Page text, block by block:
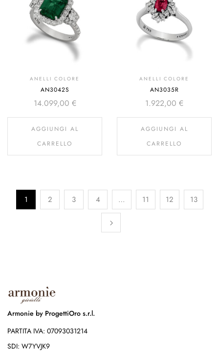
ANELLI COLORE
AN3042S
14.099,00 €
AGGIUNGI AL
CARRELLO
ANELLI COLORE
AN3035R
1.922,00 €
AGGIUNGI AL
CARRELLO
1 2 3 4 … 11 12 13
Armonie by ProgettiOro s.r.l.
PARTITA IVA: 07093031214
SDI: W7YVJK9